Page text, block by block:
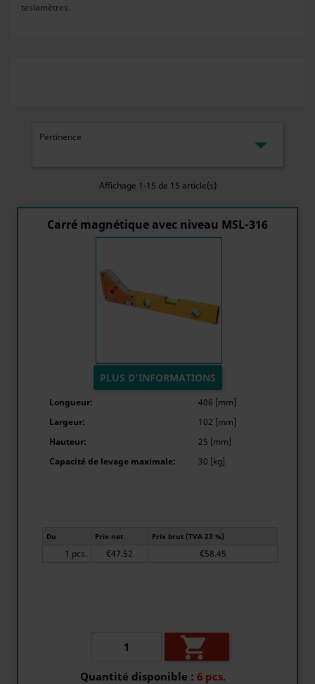
teslamètres.
Pertinence 
Affichage 1-15 de 15 article(s)
Carré magnétique avec niveau MSL-316
PLUS D'INFORMATIONS
Longueur:
406 [mm]
Largeur:
102 [mm]
Hauteur:
25 [mm]
Capacité de levage maximale:
30 [kg]
Du Prix net Prix brut (TVA 23 %)
1 pcs. €47.52 €58.45

Quantité disponible : 6 pcs.